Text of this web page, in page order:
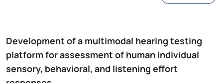
Development of a multimodal hearing testing
platform for assessment of human individual
sensory, behavioral, and listening effort